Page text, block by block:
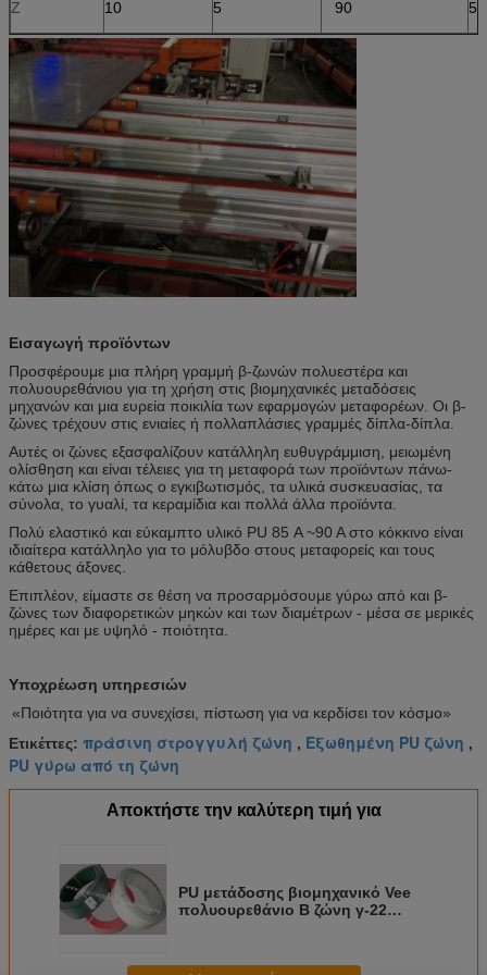
Ζ 10 5 90 50
Εισαγωγή προϊόντων
Προσφέρουμε μια πλήρη γραμμή β-ζωνών πολυεστέρα και
πολυουρεθάνιου για τη χρήση στις βιομηχανικές μεταδόσεις
μηχανών και μια ευρεία ποικιλία των εφαρμογών μεταφορέων. Οι β-
ζώνες τρέχουν στις ενιαίες ή πολλαπλάσιες γραμμές δίπλα-δίπλα.
Αυτές οι ζώνες εξασφαλίζουν κατάλληλη ευθυγράμμιση, μειωμένη
ολίσθηση και είναι τέλειες για τη μεταφορά των προϊόντων πάνω-
κάτω μια κλίση όπως ο εγκιβωτισμός, τα υλικά συσκευασίας, τα
σύνολα, το γυαλί, τα κεραμίδια και πολλά άλλα προϊόντα.
Πολύ ελαστικό και εύκαμπτο υλικό PU 85 Α ~90 Α στο κόκκινο είναι
ιδιαίτερα κατάλληλο για το μόλυβδο στους μεταφορείς και τους
κάθετους άξονες.
Επιπλέον, είμαστε σε θέση να προσαρμόσουμε γύρω από και β-
ζώνες των διαφορετικών μηκών και των διαμέτρων - μέσα σε μερικές
ημέρες και με υψηλό - ποιότητα.
Υποχρέωση υπηρεσιών
«Ποιότητα για να συνεχίσει, πίστωση για να κερδίσει τον κόσμο»
Ετικέττες: πράσινη στρογγυλή ζώνη , Εξωθημένη PU ζώνη ,
PU γύρω από τη ζώνη
Αποκτήστε την καλύτερη τιμή για
PU μετάδοσης βιομηχανικό Vee
πολυουρεθάνιο Β ζώνη γ-22